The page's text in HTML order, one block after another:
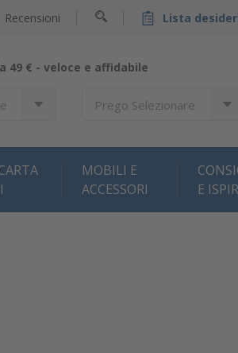
Recensioni Lista
49 € - veloce e affidabile
Prego Selezionare
MOBILI E
ACCESSORI
E